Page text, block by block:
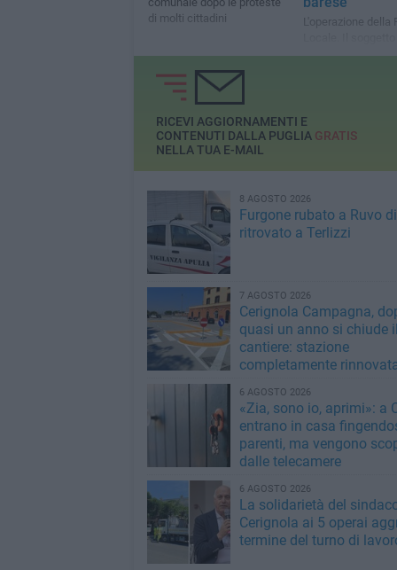
di molti cittadini
L'operazione della
aveva appiccato
RICEVI AGGIORNAMENTI E
CONTENUTI DALLA PUGLIA GRATIS
NELLA TUA E-MAIL
8 AGOSTO 2026
Furgone rubato a Ruvo
ritrovato a Terlizzi
7 AGOSTO 2026
Cerignola Campagna,
quasi un anno si chiude il
cantiere: stazione
completamente
6 AGOSTO 2026
«Zia, sono io, aprimi»: a
entrano in casa
parenti, ma vengono
dalle telecamere
6 AGOSTO 2026
La solidarietà del
Cerignola ai 5 operai
termine del turno di